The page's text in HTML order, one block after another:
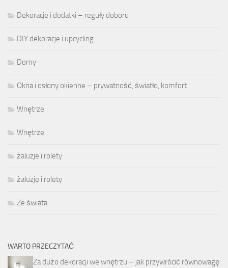
Dekoracje i dodatki – reguły doboru
DIY dekoracje i upcycling
Domy
Okna i osłony okienne – prywatność, światło, komfort
Wnętrze
Wnętrze
żaluzje i rolety
żaluzje i rolety
Ze świata
WARTO PRZECZYTAĆ
Za dużo dekoracji we wnętrzu – jak przywrócić równowagę